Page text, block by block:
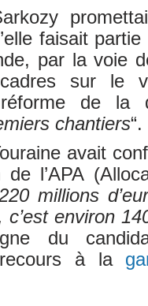
faisait
par la voie
sur le
de la
chantiers“.
avait
l’APA
millions
c’est environ
du
à la